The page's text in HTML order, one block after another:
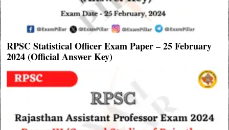
RPSC Statistical Officer Exam Paper – 25 February
2024 (Official Answer Key)